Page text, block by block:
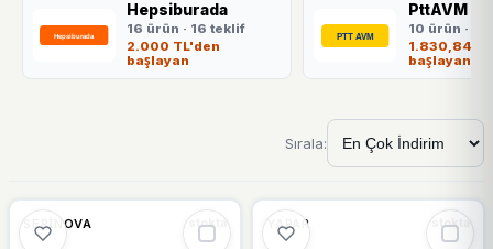
Hepsiburada
16 ürün · 16 teklif
2.000 TL'den
başlayan
PttAVM
10 ürün ·
1.830,84
başlayan
Sırala:
%47 %47 DÜŞTÜ
SERİNOVA stokta %18
YAPAR stokta